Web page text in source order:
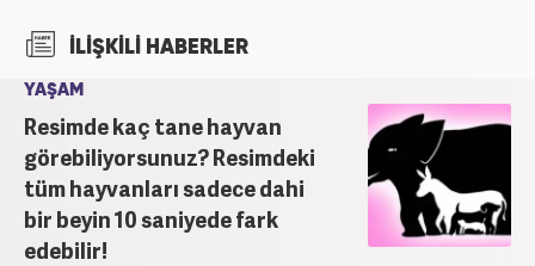
bağlı Haber7.com bünyesinde ‘SEO Editörü’
İLİŞKİLİ HABERLER
YAŞAM
Resimde kaç tane hayvan
görebiliyorsunuz? Resimdeki
tüm hayvanları sadece dahi
bir beyin 10 saniyede fark
edebilir!